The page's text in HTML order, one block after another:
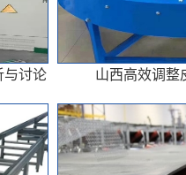
与讨论 山西高效调整